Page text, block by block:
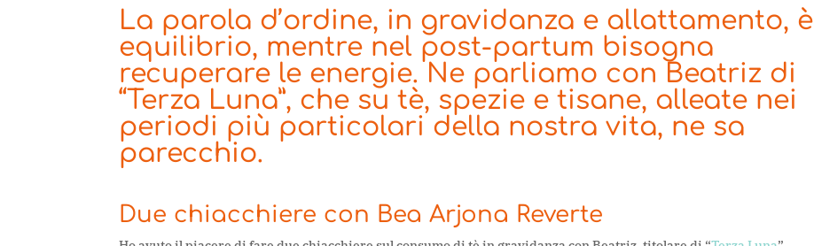
La parola d’ordine, in gravidanza e allattamento, è
equilibrio, mentre nel post-partum bisogna
recuperare le energie. Ne parliamo con Beatriz di
“Terza Luna”, che su tè, spezie e tisane, alleate nei
periodi più particolari della nostra vita, ne sa
parecchio.
Due chiacchiere con Bea Arjona Reverte